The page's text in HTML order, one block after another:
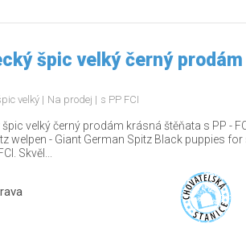
špic velký černý
velký Na prodej s PP FCI
velký černý prodám krásná štěňata s PP -
welpen - Giant German Spitz Black puppies for
Skvěl...